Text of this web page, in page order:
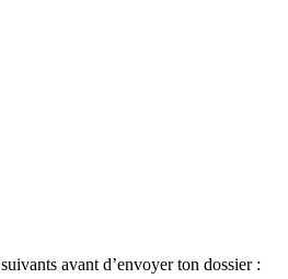
avant d’envoyer ton dossier :